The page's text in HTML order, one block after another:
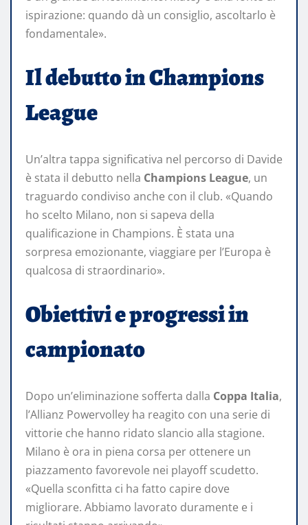
ispirazione: quando dà un consiglio, ascoltarlo è
fondamentale».
Il debutto in Champions
League
Un’altra tappa significativa nel percorso di Davide
è stata il debutto nella Champions League, un
traguardo condiviso anche con il club. «Quando
ho scelto Milano, non si sapeva della
qualificazione in Champions. È stata una
sorpresa emozionante, viaggiare per l’Europa è
qualcosa di straordinario».
Obiettivi e progressi in
campionato
Dopo un’eliminazione sofferta dalla Coppa Italia,
l’Allianz Powervolley ha reagito con una serie di
vittorie che hanno ridato slancio alla stagione.
Milano è ora in piena corsa per ottenere un
piazzamento favorevole nei playoff scudetto.
«Quella sconfitta ci ha fatto capire dove
migliorare. Abbiamo lavorato duramente e i